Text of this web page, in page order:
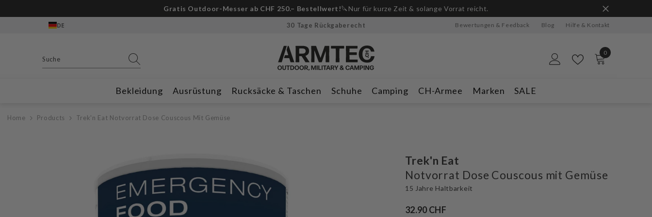
Anmeldung Whatsapp Newsletter📲und CHF 10 Rabatt erhalten
DE 30 Tage Rückgaberecht Bewertungen & Feedback Blog Hilfe & Kontakt
0
0
Bekleidung Ausrüstung Rucksäcke & Taschen Schuhe Camping CH-Armee Marken SALE
Home Products Trek'n Eat Notvorrat Dose Couscous Mit Gemüse
Trek'n Eat
Notvorrat Dose Couscous mit Gemüse
15 Jahre Haltbarkeit
32.90 CHF